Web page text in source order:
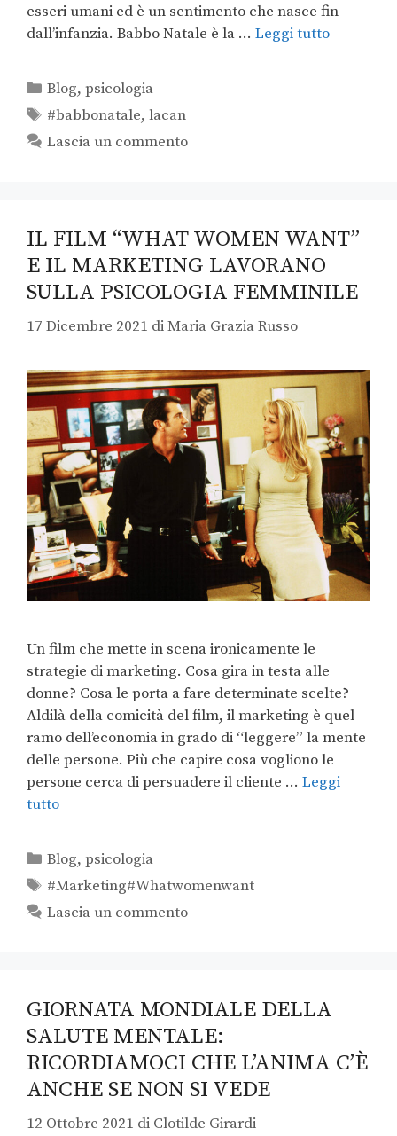
esseri umani ed è un sentimento che nasce fin
dall’infanzia. Babbo Natale è la … Leggi tutto
Blog,psicologia
#babbonatale,lacan
Lascia un commento
IL FILM “WHAT WOMEN WANT”
E IL MARKETING LAVORANO
SULLA PSICOLOGIA FEMMINILE
17 Dicembre 2021 diMaria Grazia Russo
Un film che mette in scena ironicamente le
strategie di marketing. Cosa gira in testa alle
donne? Cosa le porta a fare determinate scelte?
Aldilà della comicità del film, il marketing è quel
ramo dell’economia in grado di “leggere” la mente
delle persone. Più che capire cosa vogliono le
persone cerca di persuadere il cliente … Leggi
tutto
Blog,psicologia
#Marketing#Whatwomenwant
Lascia un commento
GIORNATA MONDIALE DELLA
SALUTE MENTALE:
RICORDIAMOCI CHE L’ANIMA C’È
ANCHE SE NON SI VEDE
12 Ottobre 2021 di Clotilde Girardi